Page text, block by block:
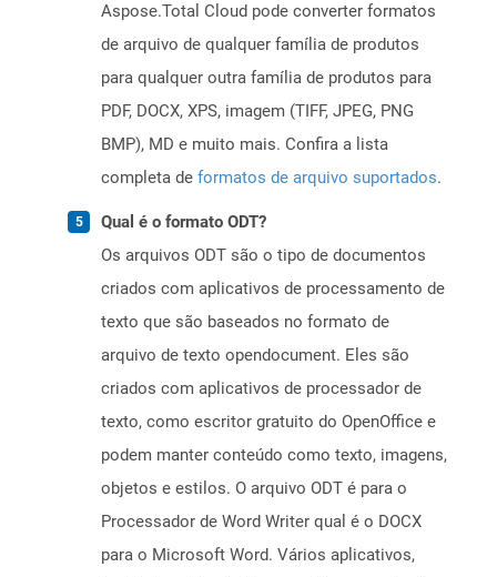
Aspose.Total Cloud pode converter formatos
de arquivo de qualquer família de produtos
para qualquer outra família de produtos para
PDF, DOCX, XPS, imagem (TIFF, JPEG, PNG
BMP), MD e muito mais. Confira a lista
completa de formatos de arquivo suportados.
Qual é o formato ODT?
Os arquivos ODT são o tipo de documentos
criados com aplicativos de processamento de
texto que são baseados no formato de
arquivo de texto opendocument. Eles são
criados com aplicativos de processador de
texto, como escritor gratuito do OpenOffice e
podem manter conteúdo como texto, imagens,
objetos e estilos. O arquivo ODT é para o
Processador de Word Writer qual é o DOCX
para o Microsoft Word. Vários aplicativos,